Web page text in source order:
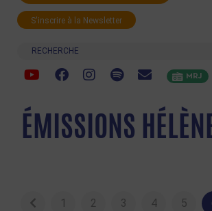
S'inscrire à la Newsletter
Recherche
MRJ
ÉMISSIONS
1 2 3 4 5